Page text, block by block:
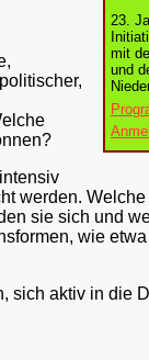
23.
mit
und
werden.
sie sich und
wie
sich aktiv in die